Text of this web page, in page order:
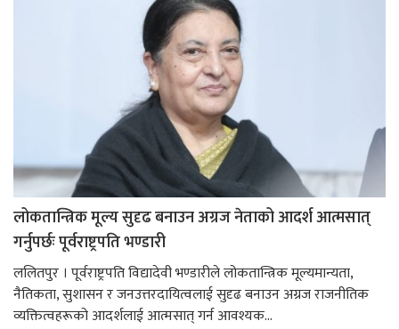
लोकतान्त्रिक मूल्य सुदृढ बनाउन अग्रज नेताको आदर्श आत्मसात्
गर्नुपर्छः पूर्वराष्ट्रपति भण्डारी
ललितपुर । पूर्वराष्ट्रपति विद्यादेवी भण्डारीले लोकतान्त्रिक मूल्यमान्यता,
नैतिकता, सुशासन र जनउत्तरदायित्वलाई सुदृढ बनाउन अग्रज राजनीतिक
व्यक्तित्वहरूको आदर्शलाई आत्मसात् गर्न आवश्यक...